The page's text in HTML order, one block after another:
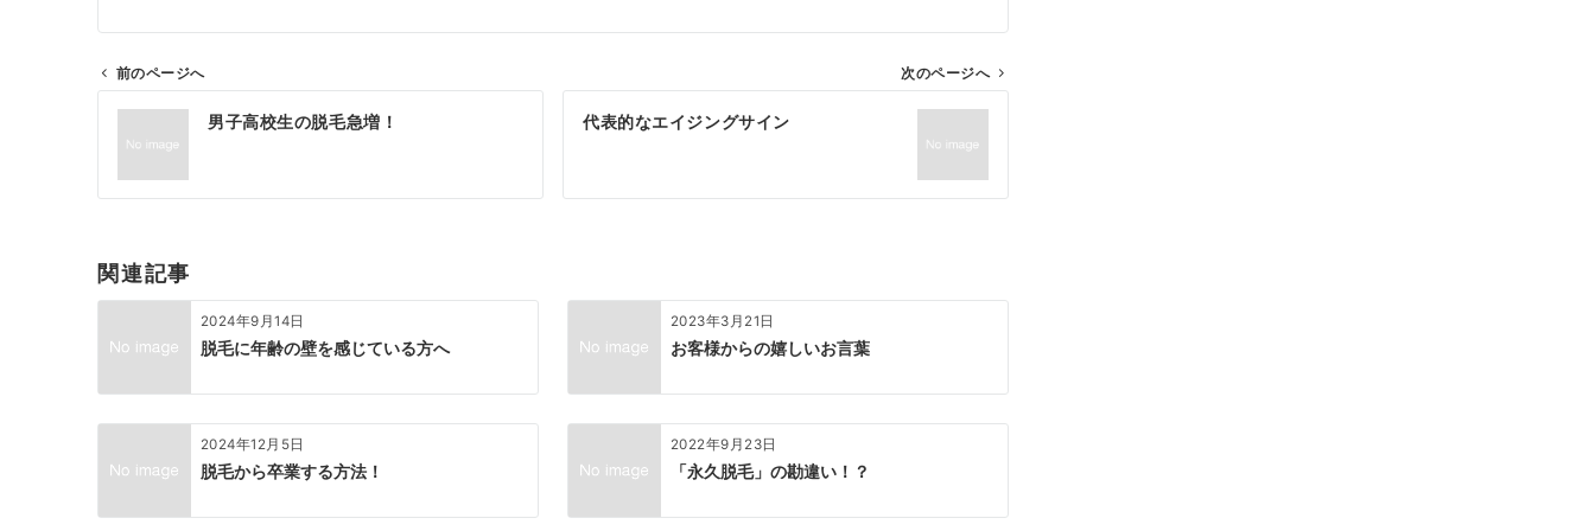
シ
ン
前のページへ
男子高校生の脱毛急増！
次のページへ
代表的なエイジングサイン
関連記事
2024年9月14日
脱毛に年齢の壁を感じている方へ
2023年3月21日
お客様からの嬉しいお言葉
2024年12月5日
脱毛から卒業する方法！
2022年9月23日
「永久脱毛」の勘違い！？